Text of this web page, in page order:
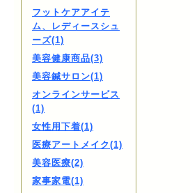
フットケアアイテ
ム、レディースシュ
ーズ(1)
美容健康商品(3)
美容鍼サロン(1)
オンラインサービス
(1)
女性用下着(1)
医療アートメイク(1)
美容医療(2)
家事家電(1)